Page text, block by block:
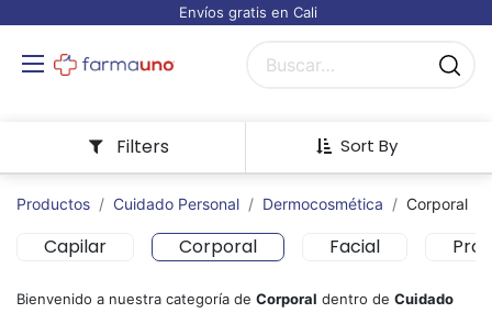
Envíos gratis en Cali
Sort By
Filters
Productos Cuidado Personal Dermocosmética Corporal
Capilar Corporal Facial
Bienvenido a nuestra categoría de Corporal dentro de Cuidado